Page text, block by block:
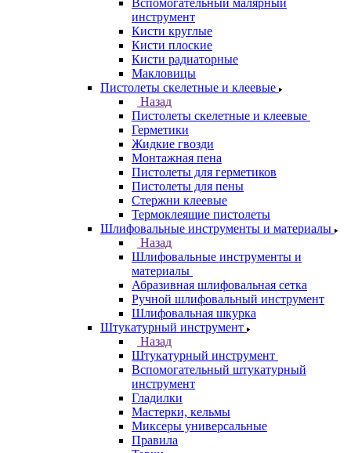
Вспомогательный малярный
инструмент
Кисти круглые
Кисти плоские
Кисти радиаторные
Макловицы
Пистолеты скелетные и клеевые
Назад
Пистолеты скелетные и клеевые
Герметики
Жидкие гвозди
Монтажная пена
Пистолеты для герметиков
Пистолеты для пены
Стержни клеевые
Термоклеящие пистолеты
Шлифовальные инструменты и материалы
Назад
Шлифовальные инструменты и
материалы
Абразивная шлифовальная сетка
Ручной шлифовальный инструмент
Шлифовальная шкурка
Штукатурный инструмент
Назад
Штукатурный инструмент
Вспомогательный штукатурный
инструмент
Гладилки
Мастерки, кельмы
Миксеры универсальные
Правила